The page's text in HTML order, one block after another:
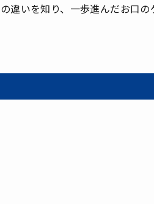
違いを知り、一歩進んだお口の